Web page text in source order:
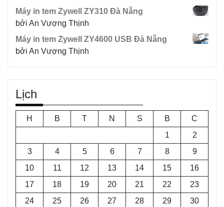
Máy in tem Zywell ZY310 Đà Nẵng
bởi An Vượng Thịnh
Máy in tem Zywell ZY4600 USB Đà Nẵng
bởi An Vượng Thịnh
Lịch
H B T N S B
C
1
2
3
4 5 6 7 8
9
10
11 12 13 14 15
16
17
18 19 20 21 22
23
24
25 26 27 28 29
30